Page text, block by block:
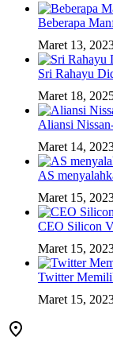
Beberapa
Maret 13,
Sri Rahayu
Maret 18,
Aliansi
Maret 14,
AS
Maret 15,
CEO Silicon
Maret 15,
Twitter
Maret 15,